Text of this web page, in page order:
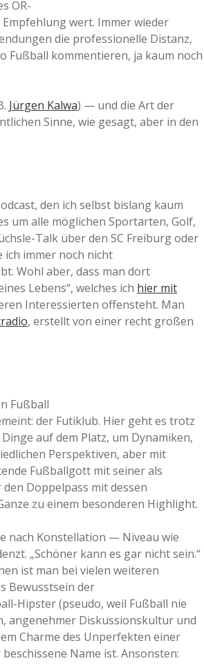
ÖR-
wert. Immer wieder
die professionelle Distanz,
Fußball kommentieren, ja kaum noch
Jürgen Kalwa) — und die Art der
Sinne, wie gesagt, aber in den
den ich selbst bislang kaum
um alle möglichen Sportarten, Golf,
Talk über den SC Freiburg oder
ich immer noch nicht
Wohl aber, dass man dort
Lebens“, welches ich hier mit
Interessierten offensteht. Man
, erstellt von einer recht großen
Fußball
der Futiklub. Hier geht es trotz
auf dem Platz, um Dynamiken,
Perspektiven, aber mit
Fußballgott mit seiner als
Doppelpass mit dessen
zu einem besonderen Highlight.
nach Konstellation — Niveau wie
„Schöner kann es gar nicht sein.“
ist man bei vielen weiteren
Bewusstsein der
Hipster (pseudo, weil Fußball nie
angenehmer Diskussionskultur und
Charme des Unperfekten einer
Name ist. Ansonsten: